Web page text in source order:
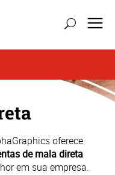
oferece
de mala direta
em sua empresa.